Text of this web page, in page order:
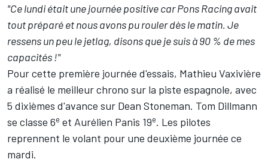
"Ce lundi était une journée positive car Pons Racing avait
tout préparé et nous avons pu rouler dès le matin. Je
ressens un peu le jetlag, disons que je suis à 90 % de mes
capacités !"
Pour cette première journée d'essais, Mathieu Vaxivière
a réalisé le meilleur chrono sur la piste espagnole, avec
5 dixièmes d'avance sur Dean Stoneman. Tom Dillmann
se classe 6e et Aurélien Panis 19e. Les pilotes
reprennent le volant pour une deuxième journée ce
mardi.